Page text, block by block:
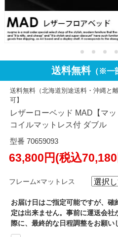
送料無料（※一
送料無料（北海道別途送料・沖縄と
可】
レザーローベッド MAD【マ
コイルマットレス付 ダブル
型番 70659093
63,800円(税込
フレーム×マットレス
お届け日はご指定可能ですが、
定は出来ません。事前に運送会
際に、最終的な日程調整をお願い